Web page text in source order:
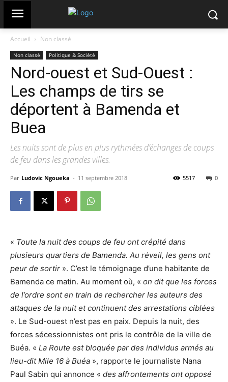
Accueil Non classé
Non classé Politique & Société
Nord-ouest et Sud-Ouest :
Les champs de tirs se
déportent à Bamenda et
Buea
Les nuits sont de plus en plus rythmées d’échanges de coups
de feu dans les grandes villes.
Par Ludovic Ngoueka - 11 septembre 2018 0
5517
« Toute la nuit des coups de feu ont crépité dans
plusieurs quartiers de Bamenda. Au réveil, les gens ont
peur de sortir ». C’est le témoignage d’une habitante de
Bamenda ce matin. Au moment où, « on dit que les forces
de l’ordre sont en train de rechercher les auteurs des
attaques de la nuit et continuent des arrestations ciblées
». Le Sud-ouest n’est pas en paix. Depuis la nuit, des
forces sécessionnistes ont pris le contrôle de la ville de
Buéa. « La Route est bloquée par des individus armés au
lieu-dit Mile 16 à Buéa », rapporte le journaliste Nana
Paul Sabin qui annonce « des affrontements ont opposé